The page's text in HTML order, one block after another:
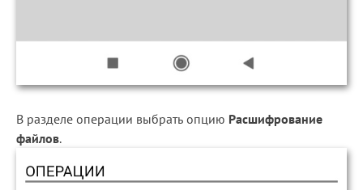
В разделе операции выбрать опцию Расшифрование
файлов.